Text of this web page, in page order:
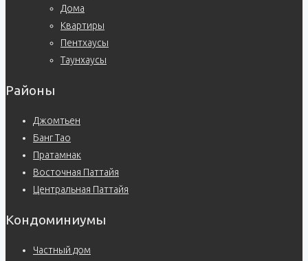
Дома
Квартиры
Пентхаусы
Таунхаусы
Районы
Джомтьен
Банг Тао
Пратамнак
Восточная Паттайя
Центральная Паттайя
Кондоминиумы
Частный дом